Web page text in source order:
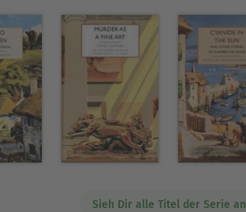
Sieh Dir alle Titel der Serie an